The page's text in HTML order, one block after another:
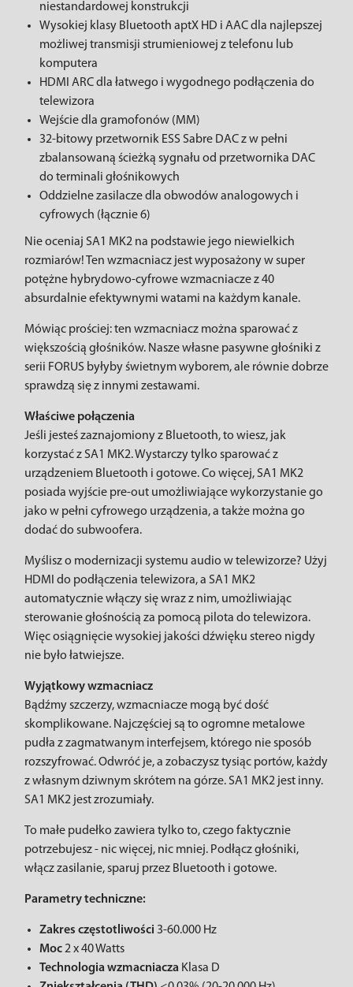
niestandardowej konstrukcji
Wysokiej klasy Bluetooth aptX HD i AAC dla najlepszej
możliwej transmisji strumieniowej z telefonu lub
komputera
HDMI ARC dla łatwego i wygodnego podłączenia do
telewizora
Wejście dla gramofonów (MM)
32-bitowy przetwornik ESS Sabre DAC z w pełni
zbalansowaną ścieżką sygnału od przetwornika DAC
do terminali głośnikowych
Oddzielne zasilacze dla obwodów analogowych i
cyfrowych (łącznie 6)
Nie oceniaj SA1 MK2 na podstawie jego niewielkich
rozmiarów! Ten wzmacniacz jest wyposażony w super
potężne hybrydowo-cyfrowe wzmacniacze z 40
absurdalnie efektywnymi watami na każdym kanale.
Mówiąc prościej: ten wzmacniacz można sparować z
większością głośników. Nasze własne pasywne głośniki z
serii FORUS byłyby świetnym wyborem, ale równie dobrze
sprawdzą się z innymi zestawami.
Właściwe połączenia
Jeśli jesteś zaznajomiony z Bluetooth, to wiesz, jak
korzystać z SA1 MK2. Wystarczy tylko sparować z
urządzeniem Bluetooth i gotowe. Co więcej, SA1 MK2
posiada wyjście pre-out umożliwiające wykorzystanie go
jako w pełni cyfrowego urządzenia, a także można go
dodać do subwoofera.
Myślisz o modernizacji systemu audio w telewizorze? Użyj
HDMI do podłączenia telewizora, a SA1 MK2
automatycznie włączy się wraz z nim, umożliwiając
sterowanie głośnością za pomocą pilota do telewizora.
Więc osiągnięcie wysokiej jakości dźwięku stereo nigdy
nie było łatwiejsze.
Wyjątkowy wzmacniacz
Bądźmy szczerzy, wzmacniacze mogą być dość
skomplikowane. Najczęściej są to ogromne metalowe
pudła z zagmatwanym interfejsem, którego nie sposób
rozszyfrować. Odwróć je, a zobaczysz tysiąc portów, każdy
z własnym dziwnym skrótem na górze. SA1 MK2 jest inny.
SA1 MK2 jest zrozumiały.
To małe pudełko zawiera tylko to, czego faktycznie
potrzebujesz - nic więcej, nic mniej. Podłącz głośniki,
włącz zasilanie, sparuj przez Bluetooth i gotowe.
Parametry techniczne:
Zakres częstotliwości 3-60.000 Hz
Moc2 x 40 Watts
Technologia wzmacniacza Klasa D